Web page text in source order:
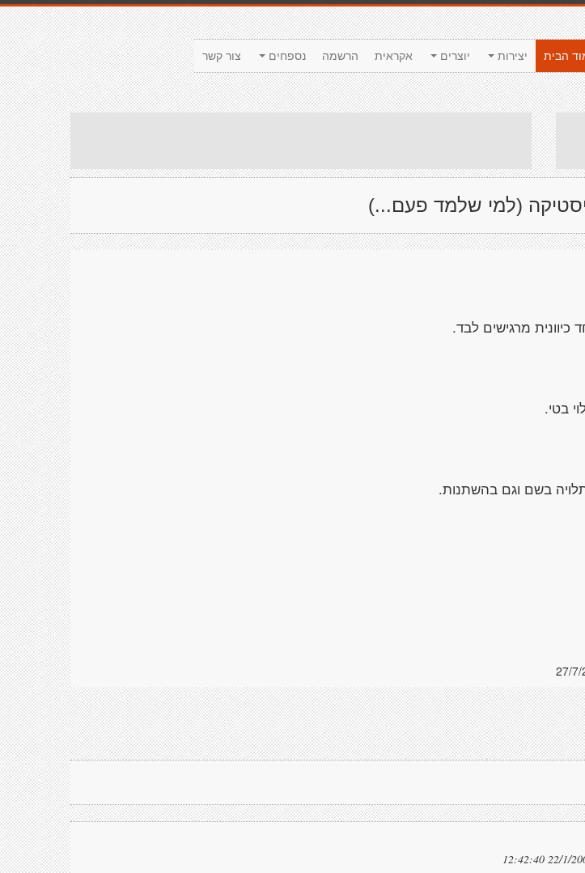
צור קשר נספחים הרשמה אקראית יוצרים יצירות
הבית
(למי שלמד פעם...)
כיוונית מרגישים לבד.
בטי.
בשם וגם בהשתנות.
27/7/
22/1/2007